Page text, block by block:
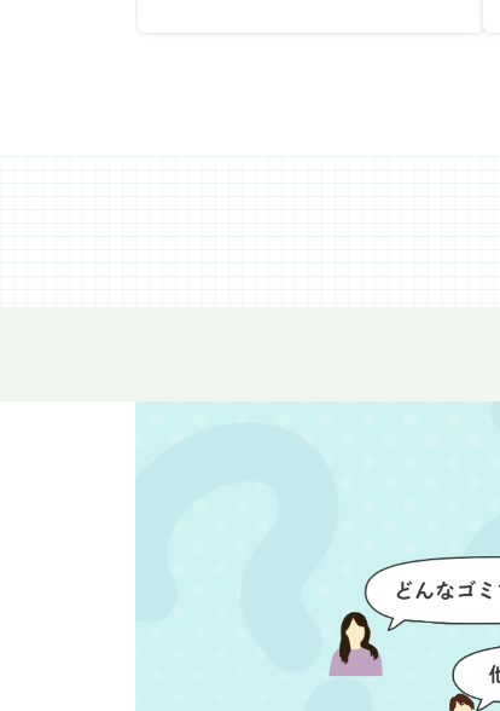
了後には部屋全体を清掃してい
ただき、まるで新しい家のよう
な清潔感に感動しました。